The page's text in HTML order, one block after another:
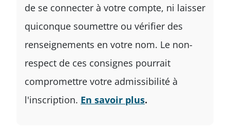
de se connecter à votre compte, ni laisser
quiconque soumettre ou vérifier des
renseignements en votre nom. Le non-
respect de ces consignes pourrait
compromettre votre admissibilité à
l'inscription. En savoir plus.